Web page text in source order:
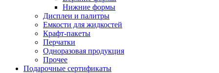
Нижние формы
Дисплеи и палитры
Емкости для жидкостей
Крафт-пакеты
Перчатки
Одноразовая продукция
Прочее
Подарочные сертификаты